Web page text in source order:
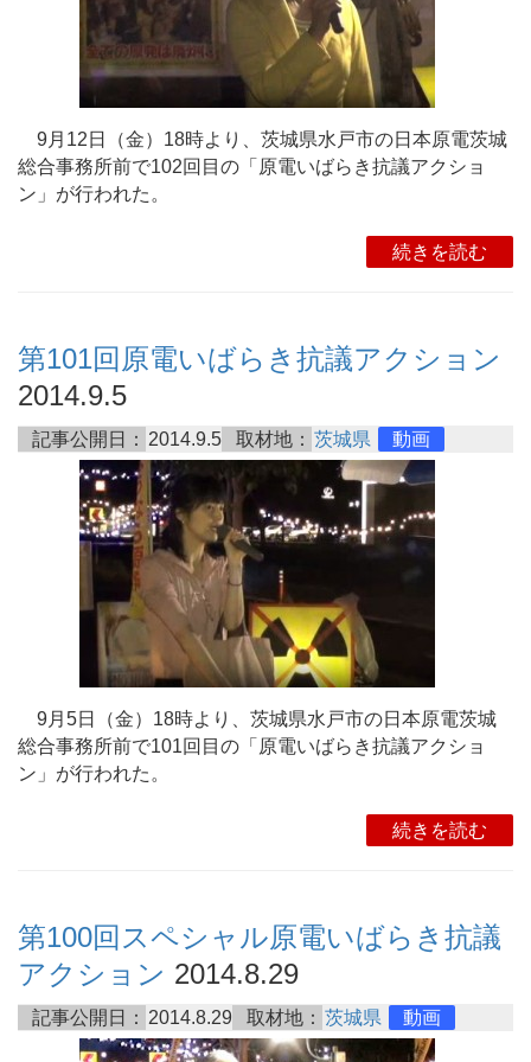
9月12日（金）18時より、茨城県水戸市の日本原電茨城
総合事務所前で102回目の「原電いばらき抗議アクショ
ン」が行われた。
続きを読む
第101回原電いばらき抗議アクション
2014.9.5
記事公開日： 2014.9.5 取材地： 茨城県 動画
9月5日（金）18時より、茨城県水戸市の日本原電茨城
総合事務所前で101回目の「原電いばらき抗議アクショ
ン」が行われた。
続きを読む
第100回スペシャル原電いばらき抗議
アクション 2014.8.29
記事公開日： 2014.8.29 取材地： 茨城県 動画